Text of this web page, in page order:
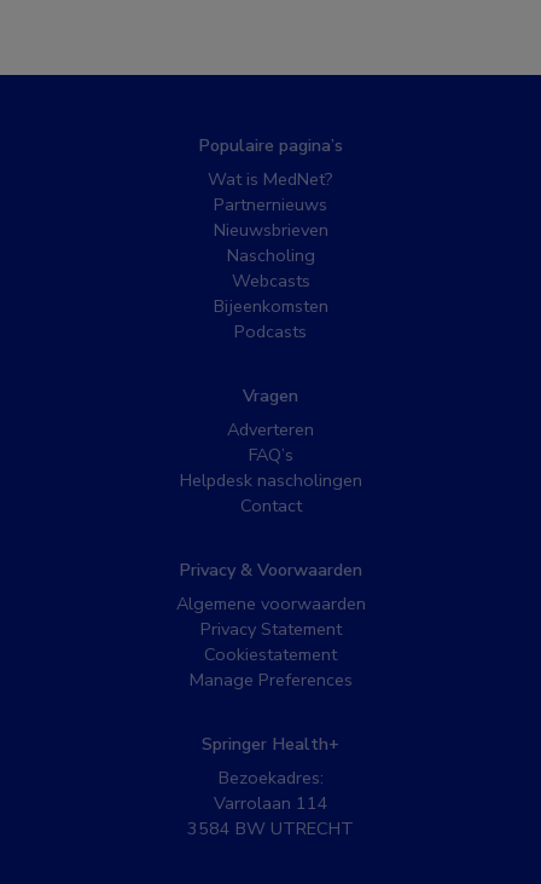
Populaire pagina’s
Wat is MedNet?
Partnernieuws
Nieuwsbrieven
Nascholing
Webcasts
Bijeenkomsten
Podcasts
Vragen
Adverteren
FAQ’s
Helpdesk nascholingen
Contact
Privacy & Voorwaarden
Algemene voorwaarden
Privacy Statement
Cookiestatement
Manage Preferences
Springer Health+
Bezoekadres:
Varrolaan 114
3584 BW UTRECHT